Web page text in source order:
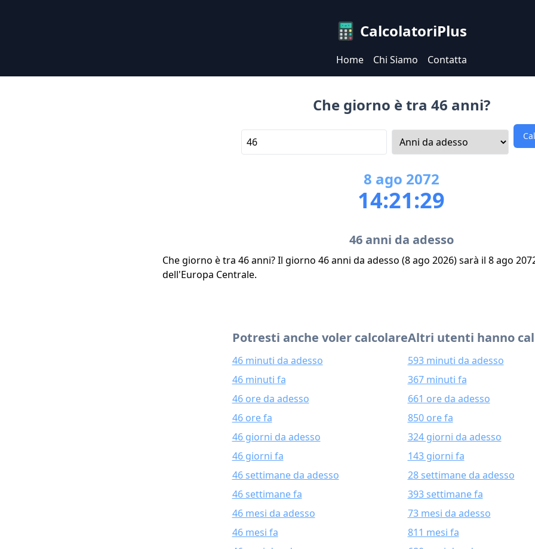
CalcolatoriPlus
Home Chi Siamo Contatta
Che giorno è tra 46 anni?
8 ago 2072
14:21:29
46 anni da adesso
Che giorno è tra 46 anni? Il giorno 46 anni da adesso (8 ago 2026) sarà il 8 ago
dell'Europa Centrale.
Potresti anche voler calcolare
46 minuti da adesso
46 minuti fa
46 ore da adesso
46 ore fa
46 giorni da adesso
46 giorni fa
46 settimane da adesso
46 settimane fa
46 mesi da adesso
46 mesi fa
Altri utenti hanno
593 minuti da adesso
367 minuti fa
661 ore da adesso
850 ore fa
324 giorni da adesso
143 giorni fa
28 settimane da adesso
393 settimane fa
73 mesi da adesso
811 mesi fa